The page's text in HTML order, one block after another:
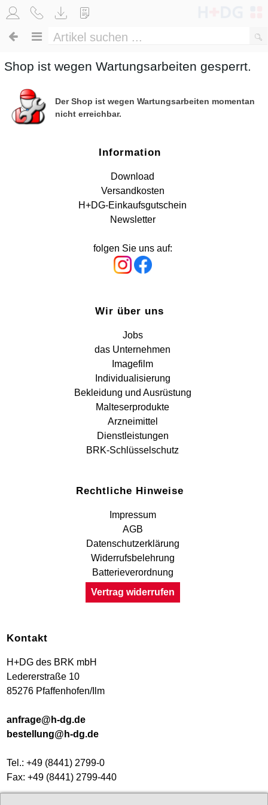
Shop ist wegen Wartungsarbeiten gesperrt.
Der Shop ist wegen Wartungsarbeiten momentan
nicht erreichbar.
Information
Download
Versandkosten
H+DG-Einkaufsgutschein
Newsletter
folgen Sie uns auf:
Wir über uns
Jobs
das Unternehmen
Imagefilm
Individualisierung
Bekleidung und Ausrüstung
Malteserprodukte
Arzneimittel
Dienstleistungen
BRK-Schlüsselschutz
Rechtliche Hinweise
Impressum
AGB
Datenschutzerklärung
Widerrufsbelehrung
Batterieverordnung
Vertrag widerrufen
Kontakt
H+DG des BRK mbH
Ledererstraße 10
85276 Pfaffenhofen/Ilm
anfrage@h-dg.de
bestellung@h-dg.de
Tel.: +49 (8441) 2799-0
Fax: +49 (8441) 2799-440